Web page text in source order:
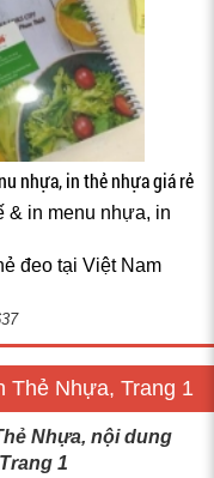
nhựa, in thẻ nhựa giá rẻ
& in menu nhựa, in
đeo tại Việt Nam
Thẻ Nhựa, Trang 1
Nhựa, nội dung
1